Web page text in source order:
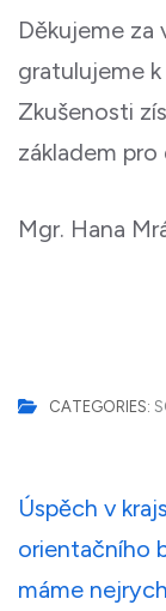
Děkujeme za
gratulujeme
Zkušenosti
základem
Mgr. Hana
CATEGORIES:
pro
Úspěch v
orientačního
máme